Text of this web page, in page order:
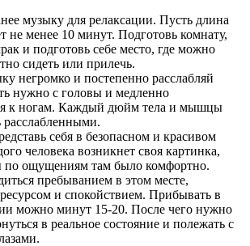
музыку для релаксации. Пусть длина
не менее 10 минут. Подготовь комнату,
и подготовь себе место, где можно
сидеть или прилечь.
негромко и постепенно расслабляй
нужно с головы и медленно
к ногам. Каждый дюйм тела и мышцы
себя в безопасном и красивом
человека возникнет своя картинка,
по ощущениям там было комфортно.
пребыванием в этом месте,
и спокойствием. Прибывать в
можно минут 15-20. После чего нужно
в реальное состояние и полежать с